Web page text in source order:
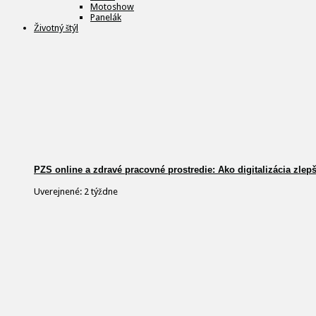
Motoshow
Panelák
Životný štýl
PZS online a zdravé pracovné prostredie: Ako digitalizácia
Uverejnené: 2 týždne